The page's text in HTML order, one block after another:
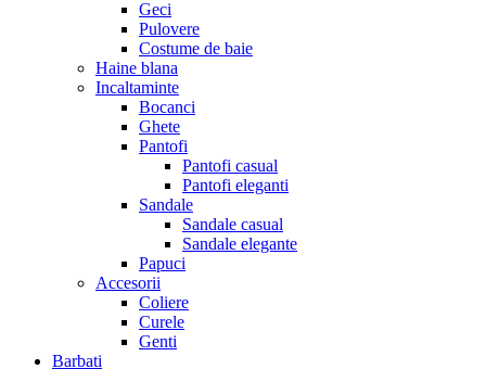
Geci
Pulovere
Costume de baie
Haine blana
Incaltaminte
Bocanci
Ghete
Pantofi
Pantofi casual
Pantofi eleganti
Sandale
Sandale casual
Sandale elegante
Papuci
Accesorii
Coliere
Curele
Genti
Barbati